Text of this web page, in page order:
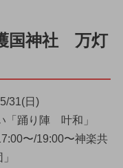
国神社 万灯
31(日)
「踊り陣 叶和」
〜/19:00〜神楽共